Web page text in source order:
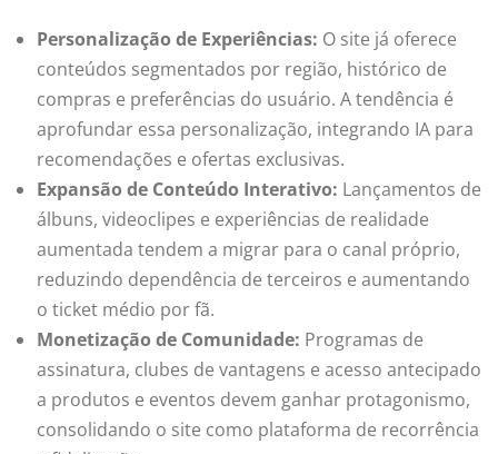
Personalização de Experiências: O site já oferece
conteúdos segmentados por região, histórico de
compras e preferências do usuário. A tendência é
aprofundar essa personalização, integrando IA para
recomendações e ofertas exclusivas.
Expansão de Conteúdo Interativo: Lançamentos de
álbuns, videoclipes e experiências de realidade
aumentada tendem a migrar para o canal próprio,
reduzindo dependência de terceiros e aumentando
o ticket médio por fã.
Monetização de Comunidade: Programas de
assinatura, clubes de vantagens e acesso antecipado
a produtos e eventos devem ganhar protagonismo,
consolidando o site como plataforma de recorrência